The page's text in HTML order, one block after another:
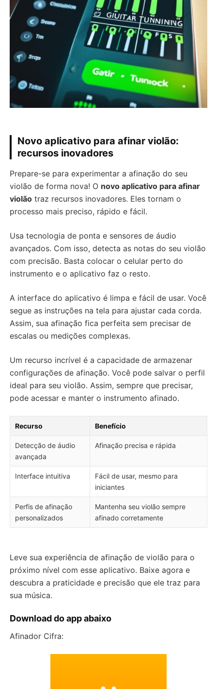
Novo aplicativo para afinar violão:
recursos inovadores
Prepare-se para experimentar a afinação do seu
violão de forma nova! O novo aplicativo para afinar
violão traz recursos inovadores. Eles tornam o
processo mais preciso, rápido e fácil.
Usa tecnologia de ponta e sensores de áudio
avançados. Com isso, detecta as notas do seu violão
com precisão. Basta colocar o celular perto do
instrumento e o aplicativo faz o resto.
A interface do aplicativo é limpa e fácil de usar. Você
segue as instruções na tela para ajustar cada corda.
Assim, sua afinação fica perfeita sem precisar de
escalas ou medições complexas.
Um recurso incrível é a capacidade de armazenar
configurações de afinação. Você pode salvar o perfil
ideal para seu violão. Assim, sempre que precisar,
pode acessar e manter o instrumento afinado.
Recurso Benefício
Detecção de áudio
avançada
Afinação precisa e rápida
Interface intuitiva
Fácil de usar, mesmo para
iniciantes
Perfis de afinação
personalizados
Mantenha seu violão sempre
afinado corretamente
Leve sua experiência de afinação de violão para o
próximo nível com esse aplicativo. Baixe agora e
descubra a praticidade e precisão que ele traz para
sua música.
Download do app abaixo
Afinador Cifra: